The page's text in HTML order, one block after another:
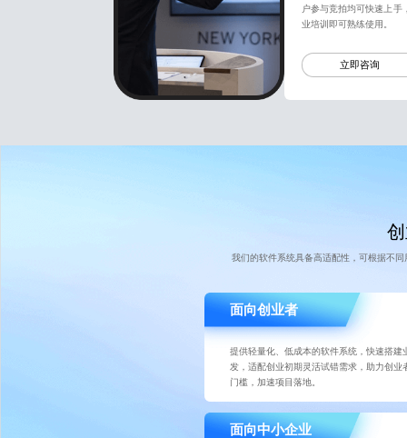
户参与竞拍均可快速上手
业培训即可熟练使用。
立即咨询
我们的软件系统具备高适配性，可根据不
面向创业者
提供轻量化、低成本的软件系统，快速搭建
发，适配创业初期灵活试错需求，助力创业
门槛，加速项目落地。
面向中小企业